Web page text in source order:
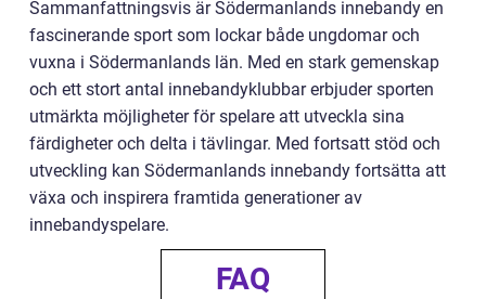
Sammanfattningsvis är Södermanlands innebandy en
fascinerande sport som lockar både ungdomar och
vuxna i Södermanlands län. Med en stark gemenskap
och ett stort antal innebandyklubbar erbjuder sporten
utmärkta möjligheter för spelare att utveckla sina
färdigheter och delta i tävlingar. Med fortsatt stöd och
utveckling kan Södermanlands innebandy fortsätta att
växa och inspirera framtida generationer av
innebandyspelare.
FAQ